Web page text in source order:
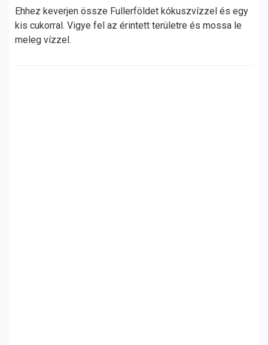
Ehhez keverjen össze Fullerföldet kókuszvízzel és egy
kis cukorral. Vigye fel az érintett területre és mossa le
meleg vízzel.